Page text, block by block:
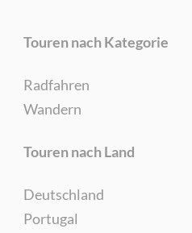
Touren nach Kategorie
Radfahren
Wandern
Touren nach Land
Deutschland
Portugal